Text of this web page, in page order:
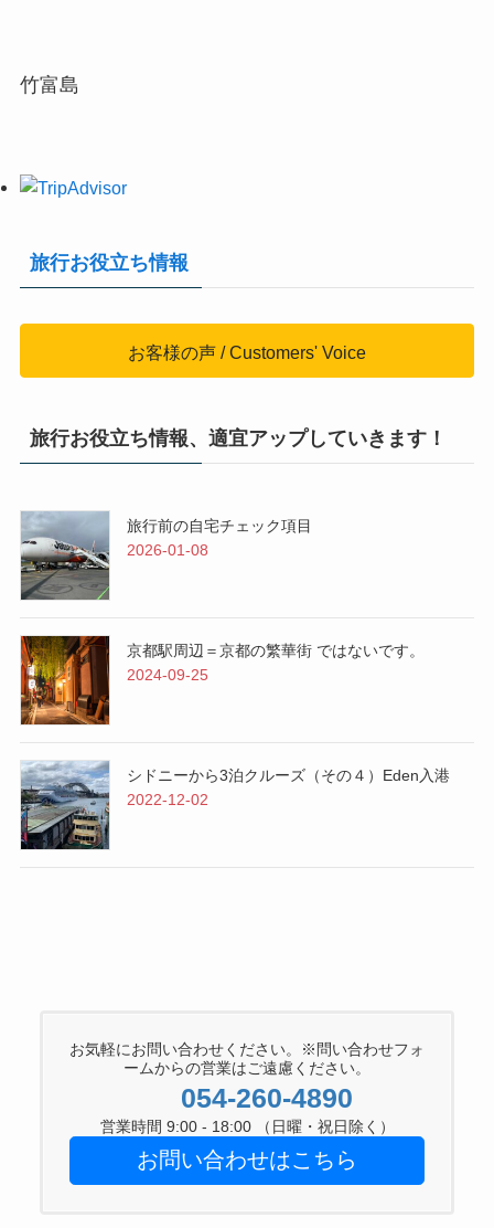
竹富島
旅行お役立ち情報
お客様の声 / Customers' Voice
旅行お役立ち情報、適宜アップしていきます！
旅行前の自宅チェック項目
2026-01-08
京都駅周辺＝京都の繁華街 ではないです。
2024-09-25
シドニーから3泊クルーズ（その４）Eden入港
2022-12-02
お気軽にお問い合わせください。※問い合わせフォ
ームからの営業はご遠慮ください。
054-260-4890
営業時間 9:00 - 18:00 （日曜・祝日除く）
お問い合わせはこちら